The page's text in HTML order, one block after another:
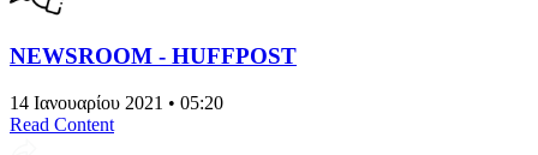
NEWSROOM - HUFFPOST
14 Ιανουαρίου 2021 • 05:20
Read Content